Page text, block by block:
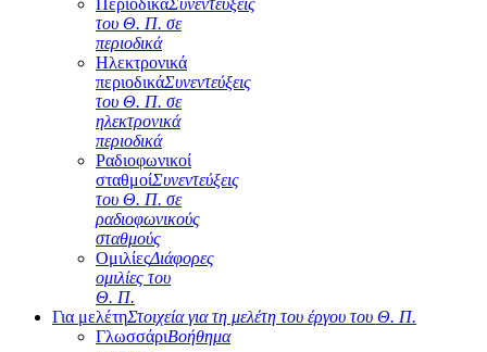
ΠεριοδικάΣυνεντεύξεις
του Θ. Π. σε
περιοδικά
Ηλεκτρονικά
περιοδικάΣυνεντεύξεις
του Θ. Π. σε
ηλεκτρονικά
περιοδικά
Ραδιοφωνικοί
σταθμοίΣυνεντεύξεις
του Θ. Π. σε
ραδιοφωνικούς
σταθμούς
ΟμιλίεςΔιάφορες
ομιλίες του
Θ. Π.
Για μελέτηΣτοιχεία για τη μελέτη του έργου του Θ. Π.
ΓλωσσάριΒοήθημα